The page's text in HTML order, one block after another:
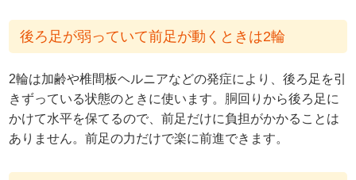
後ろ足が弱っていて前足が動くときは2輪
2輪は加齢や椎間板ヘルニアなどの発症により、後ろ足を引
きずっている状態のときに使います。胴回りから後ろ足に
かけて水平を保てるので、前足だけに負担がかかることは
ありません。前足の力だけで楽に前進できます。